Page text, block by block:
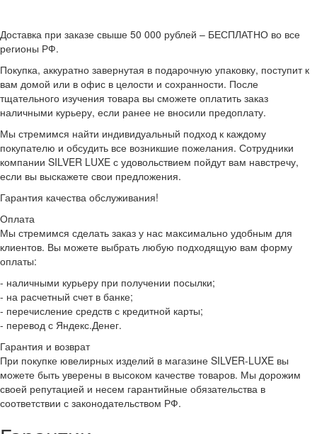
Доставка при заказе свыше 50 000 рублей – БЕСПЛАТНО во все
регионы РФ.
Покупка, аккуратно завернутая в подарочную упаковку, поступит к
вам домой или в офис в целости и сохранности. После
тщательного изучения товара вы сможете оплатить заказ
наличными курьеру, если ранее не вносили предоплату.
Мы стремимся найти индивидуальный подход к каждому
покупателю и обсудить все возникшие пожелания. Сотрудники
компании SILVER LUXE с удовольствием пойдут вам навстречу,
если вы выскажете свои предложения.
Гарантия качества обслуживания!
Оплата
Мы стремимся сделать заказ у нас максимально удобным для
клиентов. Вы можете выбрать любую подходящую вам форму
оплаты:
- наличными курьеру при получении посылки;
- на расчетный счет в банке;
- перечисление средств с кредитной карты;
- перевод с Яндекс.Денег.
Гарантия и возврат
При покупке ювелирных изделий в магазине SILVER-LUXE вы
можете быть уверены в высоком качестве товаров. Мы дорожим
своей репутацией и несем гарантийные обязательства в
соответствии с законодательством РФ.